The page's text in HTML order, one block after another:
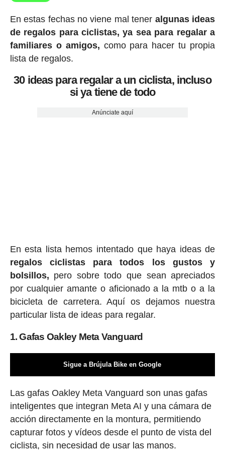
En estas fechas no viene mal tener algunas ideas
de regalos para ciclistas, ya sea para regalar a
familiares o amigos, como para hacer tu propia
lista de regalos.
30 ideas para regalar a un ciclista, incluso
si ya tiene de todo
Anúnciate aquí
En esta lista hemos intentado que haya ideas de
regalos ciclistas para todos los gustos y
bolsillos, pero sobre todo que sean apreciados
por cualquier amante o aficionado a la mtb o a la
bicicleta de carretera. Aquí os dejamos nuestra
particular lista de ideas para regalar.
1. Gafas Oakley Meta Vanguard
Sigue a Brújula Bike en Google
Las gafas Oakley Meta Vanguard son unas gafas
inteligentes que integran Meta AI y una cámara de
acción directamente en la montura, permitiendo
capturar fotos y vídeos desde el punto de vista del
ciclista, sin necesidad de usar las manos.